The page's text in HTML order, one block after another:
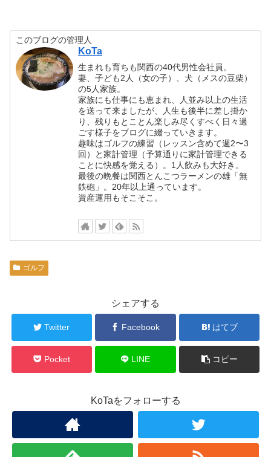
このブログの管理人
KoTa
生まれも育ちも関西の40代男性会社員。
妻、子ども2人（女の子）、犬（メスの豆柴）
の5人家族。
家族にも仕事にも恵まれ、人並み以上の生活
を送って来ましたが、人生も後半に差し掛か
り、残りもとことん楽しみ尽くすべく日々過
ごす様子をブログに綴っていきます。
趣味はゴルフの練習（レッスン含めて週2〜3
回）と家計管理（予算通りに家計管理できる
ことに快感を覚える）。1人飲みも大好き。
最後の晩餐は関西とんこつラーメンの雄「無
鉄砲」。20年以上通っています。
資産運用もそこそこ。
ゴルフ
シェアする
Twitter Facebook はてブ
Pocket LINE コピー
KoTaをフォローする